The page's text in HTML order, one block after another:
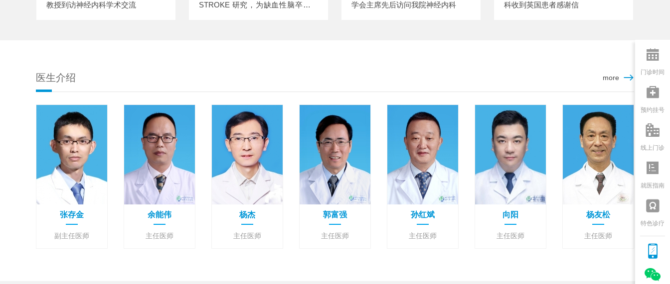
教授到访神经内科学术交流
STROKE 研究，为缺血性脑卒中个
学会主席先后访问我院神经内科
科收到英国患者感谢信
医生介绍 more
张存金
副主任医师
余能伟
主任医师
杨杰
主任医师
郭富强
主任医师
孙红斌
主任医师
向阳
主任医师
杨友松
主任医师

门诊时间

预约挂号

线上门诊

就医指南

特色诊疗

